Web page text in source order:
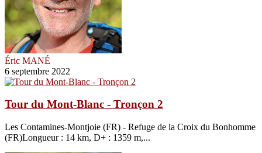
Éric MANÉ
6 septembre 2022
Tour du Mont-Blanc - Tronçon 2
Les Contamines-Montjoie (FR) - Refuge de la Croix du Bonhomme
(FR)Longueur : 14 km, D+ : 1359 m,...